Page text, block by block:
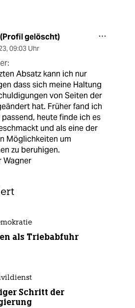
gelöscht)
, 09:03 Uhr
Absatz kann ich nur
dass sich meine Haltung
von Seiten der
hat. Früher fand ich
heute finde ich es
und als eine der
Möglichkeiten um
zu beruhigen.
Wagner
als Triebabfuhr
Schritt der